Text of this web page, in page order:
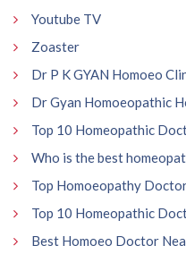
Youtube TV
Zoaster
Dr P K GYAN Homoeo
Dr Gyan Homoeopathic
Top 10 Homeopathic
Who is the best
Top Homoeopathy
Top 10 Homeopathic
Best Homoeo Doctor